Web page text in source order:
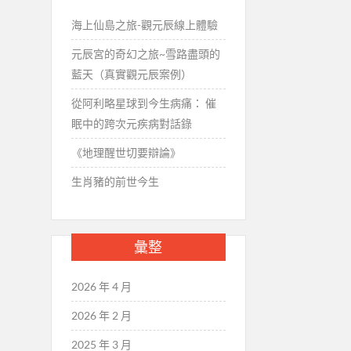
海上仙島之旅-觀元辰線上體驗
元辰宮的奇幻之旅~雪路盡頭的
藍天（真實觀元辰案例）
從阿利略星球到今生病痛： 催
眠中的跨次元疾病對話錄
《地理醒世切要辯論》
生肖豬的前世今生
彙整
2026 年 4 月
2026 年 2 月
2025 年 3 月